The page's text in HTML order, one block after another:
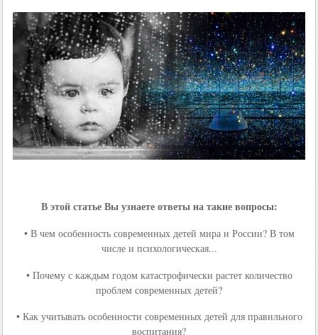
В этой статье Вы узнаете ответы на такие вопросы:
• В чем особенность современных детей мира и России? В том
числе и психологическая...
• Почему с каждым годом катастрофически растет количество
проблем современных детей?
• Как учитывать особенности современных детей для правильного
воспитания?